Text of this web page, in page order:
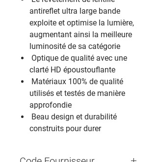
antireflet ultra large bande
exploite et optimise la lumière,
augmentant ainsi la meilleure
luminosité de sa catégorie ‎
‎ Optique de qualité avec une
clarté HD époustouflante ‎
‎ Matériaux 100% de qualité
utilisés et testés de manière
approfondie ‎
‎ Beau design et durabilité
construits pour durer ‎